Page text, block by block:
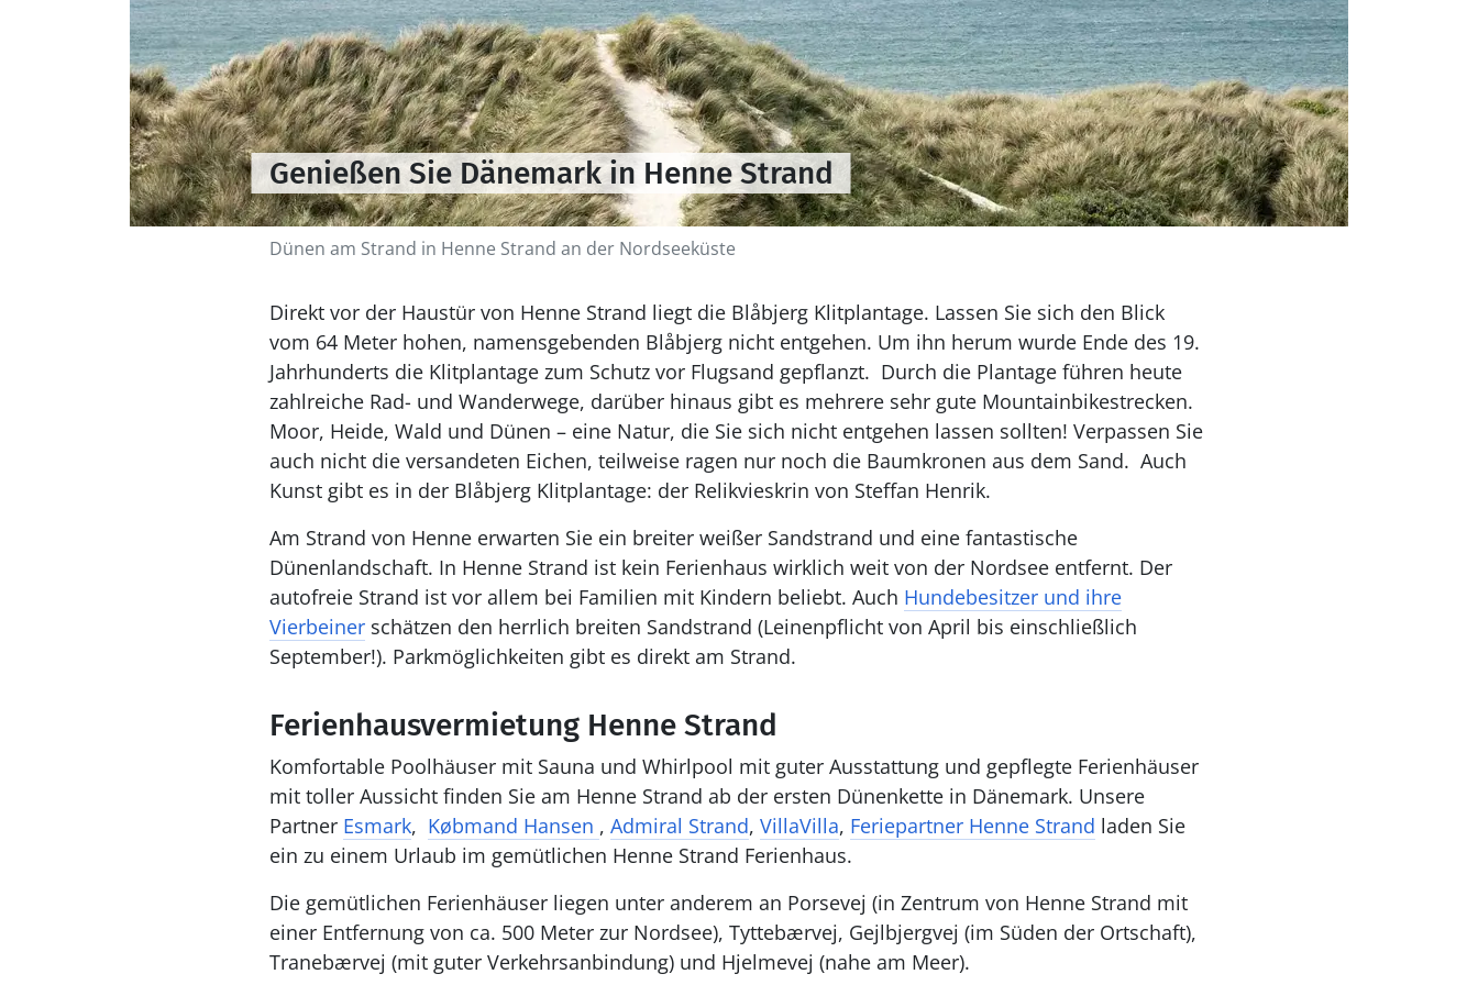
Dünen am Strand in Henne Strand an der Nordseeküste
Genießen Sie Dänemark in Henne Strand
Direkt vor der Haustür von Henne Strand liegt die Blåbjerg Klitplantage. Lassen Sie sich den Blick
vom 64 Meter hohen, namensgebenden Blåbjerg nicht entgehen. Um ihn herum wurde Ende des 19.
Jahrhunderts die Klitplantage zum Schutz vor Flugsand gepflanzt. Durch die Plantage führen heute
zahlreiche Rad- und Wanderwege, darüber hinaus gibt es mehrere sehr gute Mountainbikestrecken.
Moor, Heide, Wald und Dünen – eine Natur, die Sie sich nicht entgehen lassen sollten! Verpassen Sie
auch nicht die versandeten Eichen, teilweise ragen nur noch die Baumkronen aus dem Sand. Auch
Kunst gibt es in der Blåbjerg Klitplantage: der Relikvieskrin von Steffan Henrik.
Am Strand von Henne erwarten Sie ein breiter weißer Sandstrand und eine fantastische
Dünenlandschaft. In Henne Strand ist kein Ferienhaus wirklich weit von der Nordsee entfernt. Der
autofreie Strand ist vor allem bei Familien mit Kindern beliebt. Auch Hundebesitzer und ihre
Vierbeinerschätzen den herrlich breiten Sandstrand (Leinenpflicht von April bis einschließlich
September!). Parkmöglichkeiten gibt es direkt am Strand.
Ferienhausvermietung Henne Strand
Komfortable Poolhäuser mit Sauna und Whirlpool mit guter Ausstattung und gepflegte Ferienhäuser
mit toller Aussicht finden Sie am Henne Strand ab der ersten Dünenkette in Dänemark. Unsere
Partner Esmark, Købmand Hansen , Admiral Strand, VillaVilla, Feriepartner Henne Strand laden Sie
ein zu einem Urlaub im gemütlichen Henne Strand Ferienhaus.
Die gemütlichen Ferienhäuser liegen unter anderem an Porsevej (in Zentrum von Henne Strand mit
einer Entfernung von ca. 500 Meter zur Nordsee), Tyttebærvej, Gejlbjergvej (im Süden der Ortschaft),
Tranebærvej (mit guter Verkehrsanbindung) und Hjelmevej (nahe am Meer).